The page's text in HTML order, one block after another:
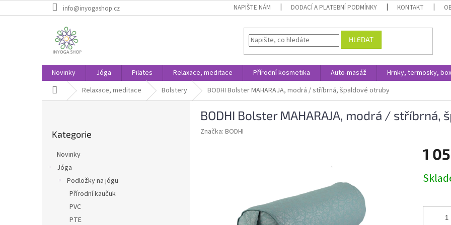
na
info@inyogashop.cz NAPIŠTE NÁM DODACÍ A PLATEBNÍ PODMÍNKY KONTAKT
HLEDAT
Novinky Jóga Pilates Relaxace, meditace Přírodní kosmetika Auto-masáž Hrnky, termosky,
Domů Relaxace, meditace Bolstery BODHI Bolster MAHARAJA, modrá / stříbrná, špaldové otruby
kategorie
Kategorie
Novinky
Jóga
Podložky na jógu
Přírodní kaučuk
PVC
PTE
BODHI Bolster MAHARAJA, modrá / stříbrná,
Značka: BODHI
1
cena: